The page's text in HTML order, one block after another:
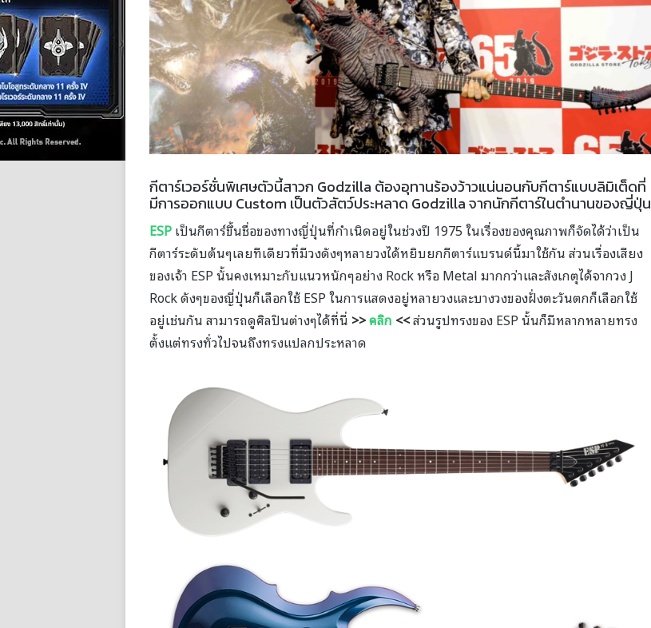
กีตาร์เวอร์ชั่นพิเศษตัวนี้สาวก Godzilla ต้องอุทานร้องว้าวแน่นอนกับกีตาร์แบบลิมิเต็ดที่
มีการออกแบบ Custom เป็นตัวสัตว์ประหลาด Godzilla จากนักกีตาร์ในตำนานของญี่ปุ่น
ESPเป็นกีตาร์ขึ้นชื่อของทางญี่ปุ่นที่กำเนิดอยู่ในช่วงปี 1975 ในเรื่องของคุณภาพก็จัดได้ว่าเป็น
กีตาร์ระดับต้นๆเลยทีเดียวที่มีวงดังๆหลายวงได้หยิบยกกีตาร์แบรนด์นี้มาใช้กัน ส่วนเรื่องเสียง
ของเจ้า ESP นั้นคงเหมาะกับแนวหนักๆอย่าง Rock หรือ Metal มากกว่าและสังเกตุได้จากวง J
Rock ดังๆของญี่ปุ่นก็เลือกใช้ ESP ในการแสดงอยู่หลายวงและบางวงของฝั่งตะวันตกก็เลือกใช้
อยู่เช่นกัน สามารถดูศิลปินต่างๆได้ที่นี่ >>คลิก <<ส่วนรูปทรงของ ESP นั้นก็มีหลากหลายทรง
ตั้งแต่ทรงทั่วไปจนถึงทรงแปลกประหลาด